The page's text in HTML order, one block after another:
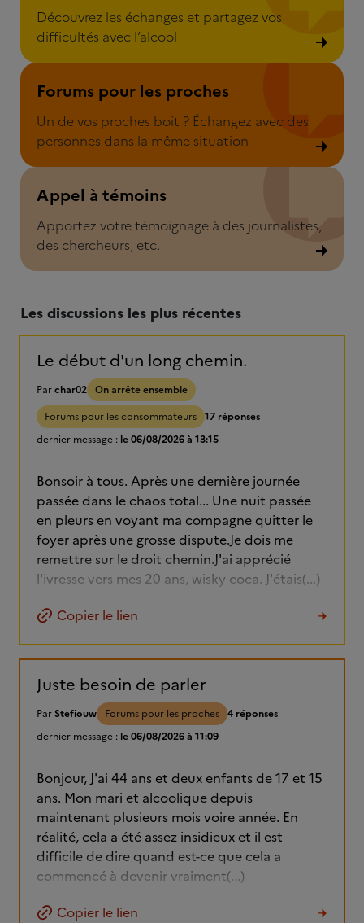
Découvrez les échanges et partagez vos
difficultés avec l’alcool
Forums pour les proches
Un de vos proches boit ? Échangez avec des
personnes dans la même situation
Forum pour les proches
Appel à témoins
Apportez votre témoignage à des journalistes,
des chercheurs, etc.
Appel à témoins
Les discussions les plus récentes
Le début d'un long chemin.
Parchar02 On arrête ensemble
Forums pour les consommateurs 17 réponses
dernier message : le 06/08/2026 à 13:15
Bonsoir à tous. Après une dernière journée
passée dans le chaos total... Une nuit passée
en pleurs en voyant ma compagne quitter le
foyer après une grosse dispute.Je dois me
remettre sur le droit chemin.J'ai apprécié
l'ivresse vers mes 20 ans, wisky coca. J'étais(...)
Copier le lien
Juste besoin de parler
ParStefiouw Forums pour les proches 4 réponses
dernier message : le 06/08/2026 à 11:09
Bonjour, J'ai 44 ans et deux enfants de 17 et 15
ans. Mon mari et alcoolique depuis
maintenant plusieurs mois voire année. En
réalité, cela a été assez insidieux et il est
difficile de dire quand est-ce que cela a
commencé à devenir vraiment(...)
Copier le lien